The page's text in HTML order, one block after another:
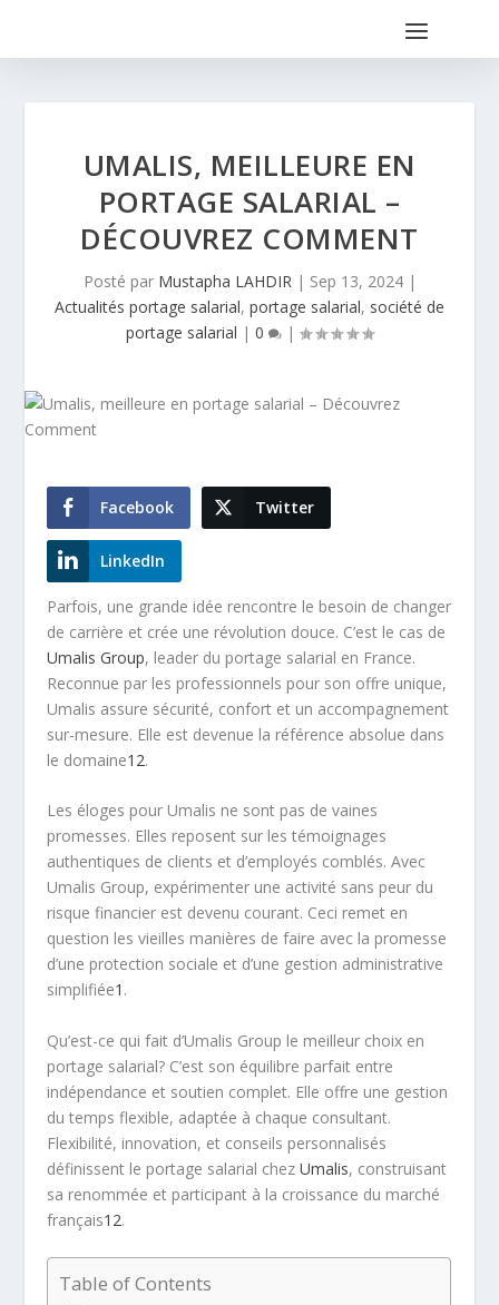
UMALIS, MEILLEURE EN
PORTAGE SALARIAL –
DÉCOUVREZ COMMENT
Posté par Mustapha LAHDIR| Sep 13, 2024|
Actualités portage salarial, portage salarial, société de
portage salarial | 0 |
Facebook Twitter
LinkedIn
Parfois, une grande idée rencontre le besoin de changer
de carrière et crée une révolution douce. C’est le cas de
Umalis Group, leader du portage salarial en France.
Reconnue par les professionnels pour son offre unique,
Umalis assure sécurité, confort et un accompagnement
sur-mesure. Elle est devenue la référence absolue dans
le domaine1 2.
Les éloges pour Umalis ne sont pas de vaines
promesses. Elles reposent sur les témoignages
authentiques de clients et d’employés comblés. Avec
Umalis Group, expérimenter une activité sans peur du
risque financier est devenu courant. Ceci remet en
question les vieilles manières de faire avec la promesse
d’une protection sociale et d’une gestion administrative
simplifiée1 .
Qu’est-ce qui fait d’Umalis Group le meilleur choix en
portage salarial? C’est son équilibre parfait entre
indépendance et soutien complet. Elle offre une gestion
du temps flexible, adaptée à chaque consultant.
Flexibilité, innovation, et conseils personnalisés
définissent le portage salarial chezUmalis, construisant
sa renommée et participant à la croissance du marché
français1 2.
Table of Contents